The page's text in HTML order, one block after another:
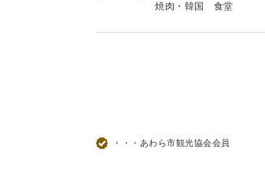
焼肉・韓国
食堂
・・・あわら市観光協会会員